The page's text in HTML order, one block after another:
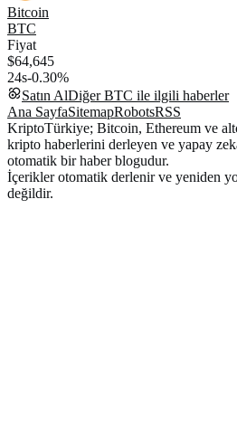
Bitcoin
BTC
Fiyat
$64,645
24s-0.30%
Satın AlDiğerBTC ile ilgili haberler
Ana SayfaSitemapRobotsRSS
KriptoTürkiye; Bitcoin, Ethereum ve
kripto haberlerini derleyen ve yapay
otomatik bir haber blogudur.
İçerikler otomatik derlenir ve yeniden
değildir.